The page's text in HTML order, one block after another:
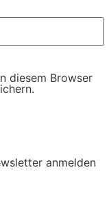
diesem Browser
anmelden